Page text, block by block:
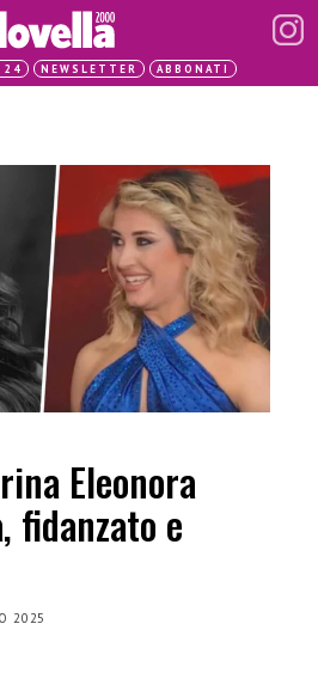
24 NEWSLETTER ABBONATI
Eleonora
fidanzato e
2025